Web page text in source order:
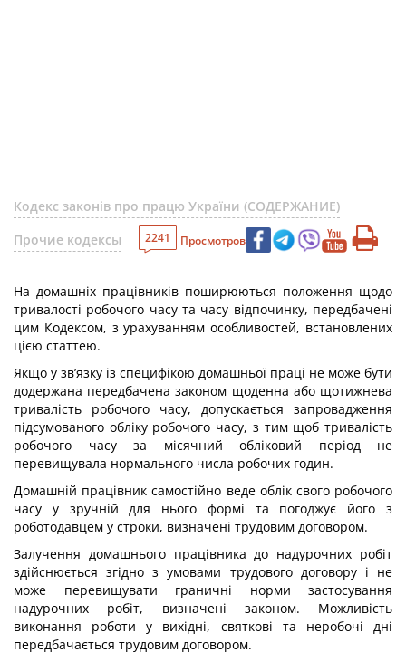
Кодекс законів про працю України (СОДЕРЖАНИЕ)
Прочие кодексы
2241 Просмотров
На домашніх працівників поширюються положення щодо
тривалості робочого часу та часу відпочинку, передбачені
цим Кодексом, з урахуванням особливостей, встановлених
цією статтею.
Якщо у зв’язку із специфікою домашньої праці не може бути
додержана передбачена законом щоденна або щотижнева
тривалість робочого часу, допускається запровадження
підсумованого обліку робочого часу, з тим щоб тривалість
робочого часу за місячний обліковий період не
перевищувала нормального числа робочих годин.
Домашній працівник самостійно веде облік свого робочого
часу у зручній для нього формі та погоджує його з
роботодавцем у строки, визначені трудовим договором.
Залучення домашнього працівника до надурочних робіт
здійснюється згідно з умовами трудового договору і не
може перевищувати граничні норми застосування
надурочних робіт, визначені законом. Можливість
виконання роботи у вихідні, святкові та неробочі дні
передбачається трудовим договором.